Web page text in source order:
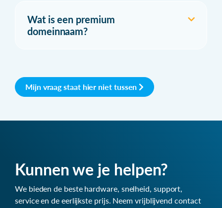
Wat is een premium
domeinnaam?
Mijn vraag staat hier niet tussen
Kunnen we je helpen?
We bieden de beste hardware, snelheid, support,
service en de eerlijkste prijs. Neem vrijblijvend contact